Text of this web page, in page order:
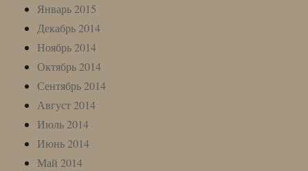
Январь 2015
Декабрь 2014
Ноябрь 2014
Октябрь 2014
Сентябрь 2014
Август 2014
Июль 2014
Июнь 2014
Май 2014